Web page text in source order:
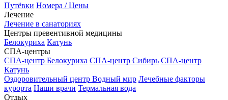
Путёвки Номера / Цены
Лечение
Лечение в санаториях
Центры превентивной медицины
Белокуриха Катунь
СПА-центры
СПА-центр Белокуриха СПА-центр Сибирь СПА-центр
Катунь
Оздоровительный центр Водный мир Лечебные факторы
курорта Наши врачи Термальная вода
Отдых